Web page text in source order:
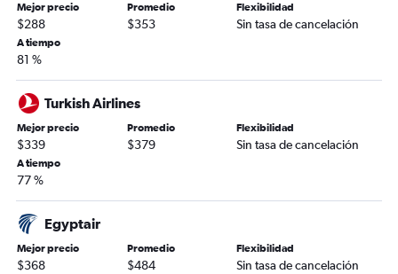
Mejor precio
$288
Promedio
$353
Flexibilidad
Sin tasa de cancelación
A tiempo
81 %
Turkish Airlines
Mejor precio
$339
Promedio
$379
Flexibilidad
Sin tasa de cancelación
A tiempo
77 %
Egyptair
Mejor precio
$368
Promedio
$484
Flexibilidad
Sin tasa de cancelación